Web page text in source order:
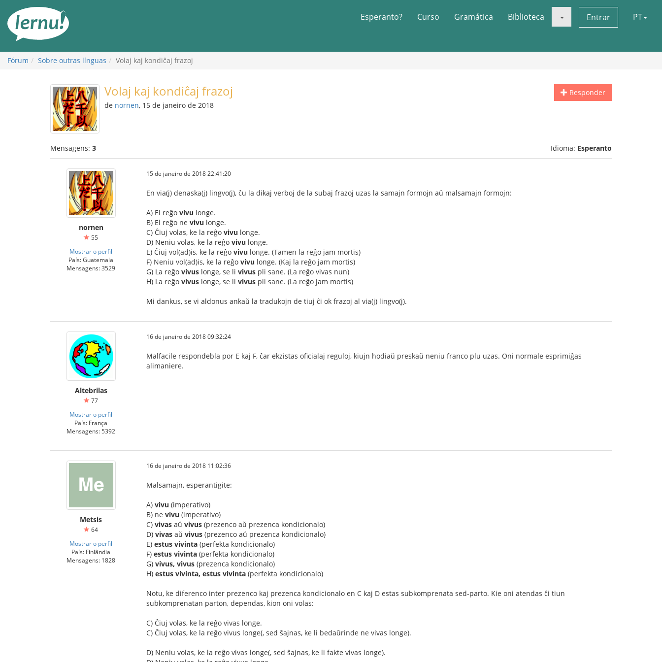
conteúdo
Esperanto? Curso Gramática Biblioteca Entrar PT
Fórum Sobre outras línguas Volaj kaj kondiĉaj frazoj
Responder
Volaj kaj kondiĉaj frazoj
de nornen, 15 de janeiro de 2018
Mensagens: 3 Idioma: Esperanto
nornen
55
Mostrar o perfil
País: Guatemala
Mensagens: 3529
15 de janeiro de 2018 22:41:20
En via(j) denaska(j) lingvo(j), ĉu la dikaj verboj de la subaj frazoj uzas la samajn formojn aŭ malsamajn formojn:
A) El reĝo vivu longe.
B) El reĝo ne vivu longe.
C) Ĉiuj volas, ke la reĝo vivu longe.
D) Neniu volas, ke la reĝo vivu longe.
E) Ĉiuj vol(ad)is, ke la reĝo vivu longe. (Tamen la reĝo jam mortis)
F) Neniu vol(ad)is, ke la reĝo vivu longe. (Kaj la reĝo jam mortis)
G) La reĝo vivus longe, se li vivus pli sane. (La reĝo vivas nun)
H) La reĝo vivus longe, se li vivus pli sane. (La reĝo jam mortis)
Mi dankus, se vi aldonus ankaŭ la tradukojn de tiuj ĉi ok frazoj al via(j) lingvo(j).
Altebrilas
77
Mostrar o perfil
País: França
Mensagens: 5392
16 de janeiro de 2018 09:32:24
Malfacile respondebla por E kaj F, ĉar ekzistas oficialaj reguloj, kiujn hodiaŭ preskaŭ neniu franco plu uzas. Oni normale esprimiĝas
alimaniere.
Metsis
64
Mostrar o perfil
País: Finlândia
Mensagens: 1828
16 de janeiro de 2018 11:02:36
Malsamajn, esperantigite:
A) vivu (imperativo)
B) ne vivu (imperativo)
C) vivas aŭ vivus (prezenco aŭ prezenca kondicionalo)
D) vivas aŭ vivus (prezenco aŭ prezenca kondicionalo)
E) estus vivinta (perfekta kondicionalo)
F) estus vivinta (perfekta kondicionalo)
G) vivus, vivus (prezenca kondicionalo)
H) estus vivinta, estus vivinta (perfekta kondicionalo)
Notu, ke diferenco inter prezenco kaj prezenca kondicionalo en C kaj D estas subkomprenata sed-parto. Kie oni atendas ĉi tiun
subkomprenatan parton, dependas, kion oni volas:
C) Ĉiuj volas, ke la reĝo vivas longe.
C) Ĉiuj volas, ke la reĝo vivus longe(, sed ŝajnas, ke li bedaŭrinde ne vivas longe).
D) Neniu volas, ke la reĝo vivas longe(, sed ŝajnas, ke li fakte vivas longe).